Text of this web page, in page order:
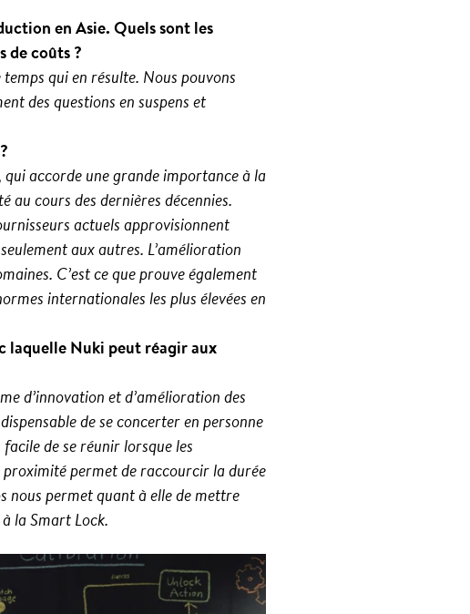
en Asie. Quels sont les
de coûts ?
qui en résulte. Nous pouvons
des questions en suspens et
accorde une grande importance à la
cours des dernières décennies.
actuels approvisionnent
aux autres. L’amélioration
C’est ce que prouve également
internationales les plus élevées en
laquelle Nuki peut réagir aux
d’innovation et d’amélioration des
de se concerter en personne
de se réunir lorsque les
proximité permet de raccourcir la durée
nous permet quant à elle de mettre
la Smart Lock.